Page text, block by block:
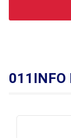
011INFO